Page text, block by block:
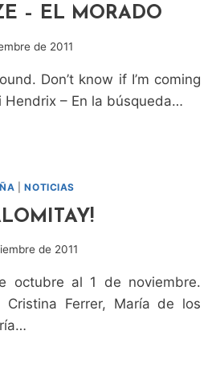
– EL MORADO
de 2011
Don’t know if I’m coming
Hendrix – En la búsqueda…
|NOTICIAS
de 2011
octubre al 1 de noviembre.
Cristina Ferrer, María de los